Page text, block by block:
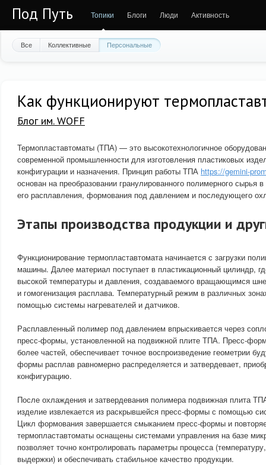
Под Путь Топики Блоги Люди Активность
Все Коллективные Персональные
Как функционируют
Блог им. WOFF
Термопластавтоматы (ТПА) — это высокотехнологичное
современной промышленности для изготовления пластиковых
конфигурации и назначения. Принцип работы ТПА https://gemini-
основан на преобразовании гранулированного полимерного сырья
его расплавления, формования под давлением и последующего
Этапы производства продукции и
Функционирование термопластавтомата начинается с загрузки
машины. Далее материал поступает в пластикационный цилиндр,
высокой температуры и давления, создаваемого вращающимся
и гомогенизация расплава. Температурный режим в различных
помощью системы нагревателей и датчиков.
Расплавленный полимер под давлением впрыскивается через
пресс-формы, установленной на подвижной плите ТПА. Пресс-
более частей, обеспечивает точное воспроизведение геометрии
формы расплав равномерно распределяется и затвердевает,
конфигурацию.
После охлаждения и затвердевания полимера подвижная плита
изделие извлекается из раскрывшейся пресс-формы с помощью
Цикл формования завершается смыканием пресс-формы и
термопластавтоматы оснащены системами управления на базе
позволяет точно контролировать параметры процесса
выдержки) и обеспечивать стабильное качество продукции.